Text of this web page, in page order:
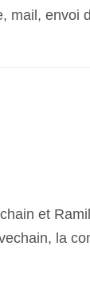
mail, envoi
et
la